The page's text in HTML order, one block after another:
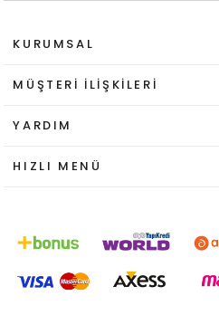
KURUMSAL
MÜŞTERI İLIŞKILERI
YARDIM
HIZLI MENÜ